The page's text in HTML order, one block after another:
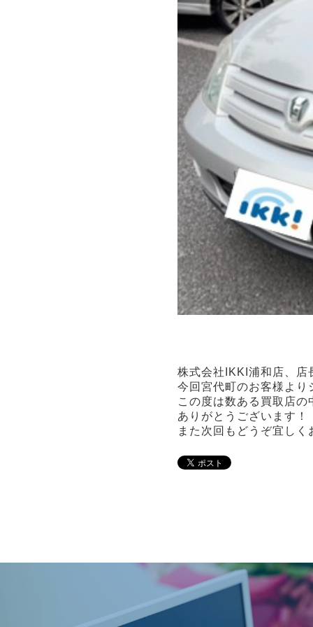
株式会社IKKI浦和店、店
今回宮代町のお客様よ
この度は数ある買取店
ありがとうございます！
また次回もどうぞ宜し